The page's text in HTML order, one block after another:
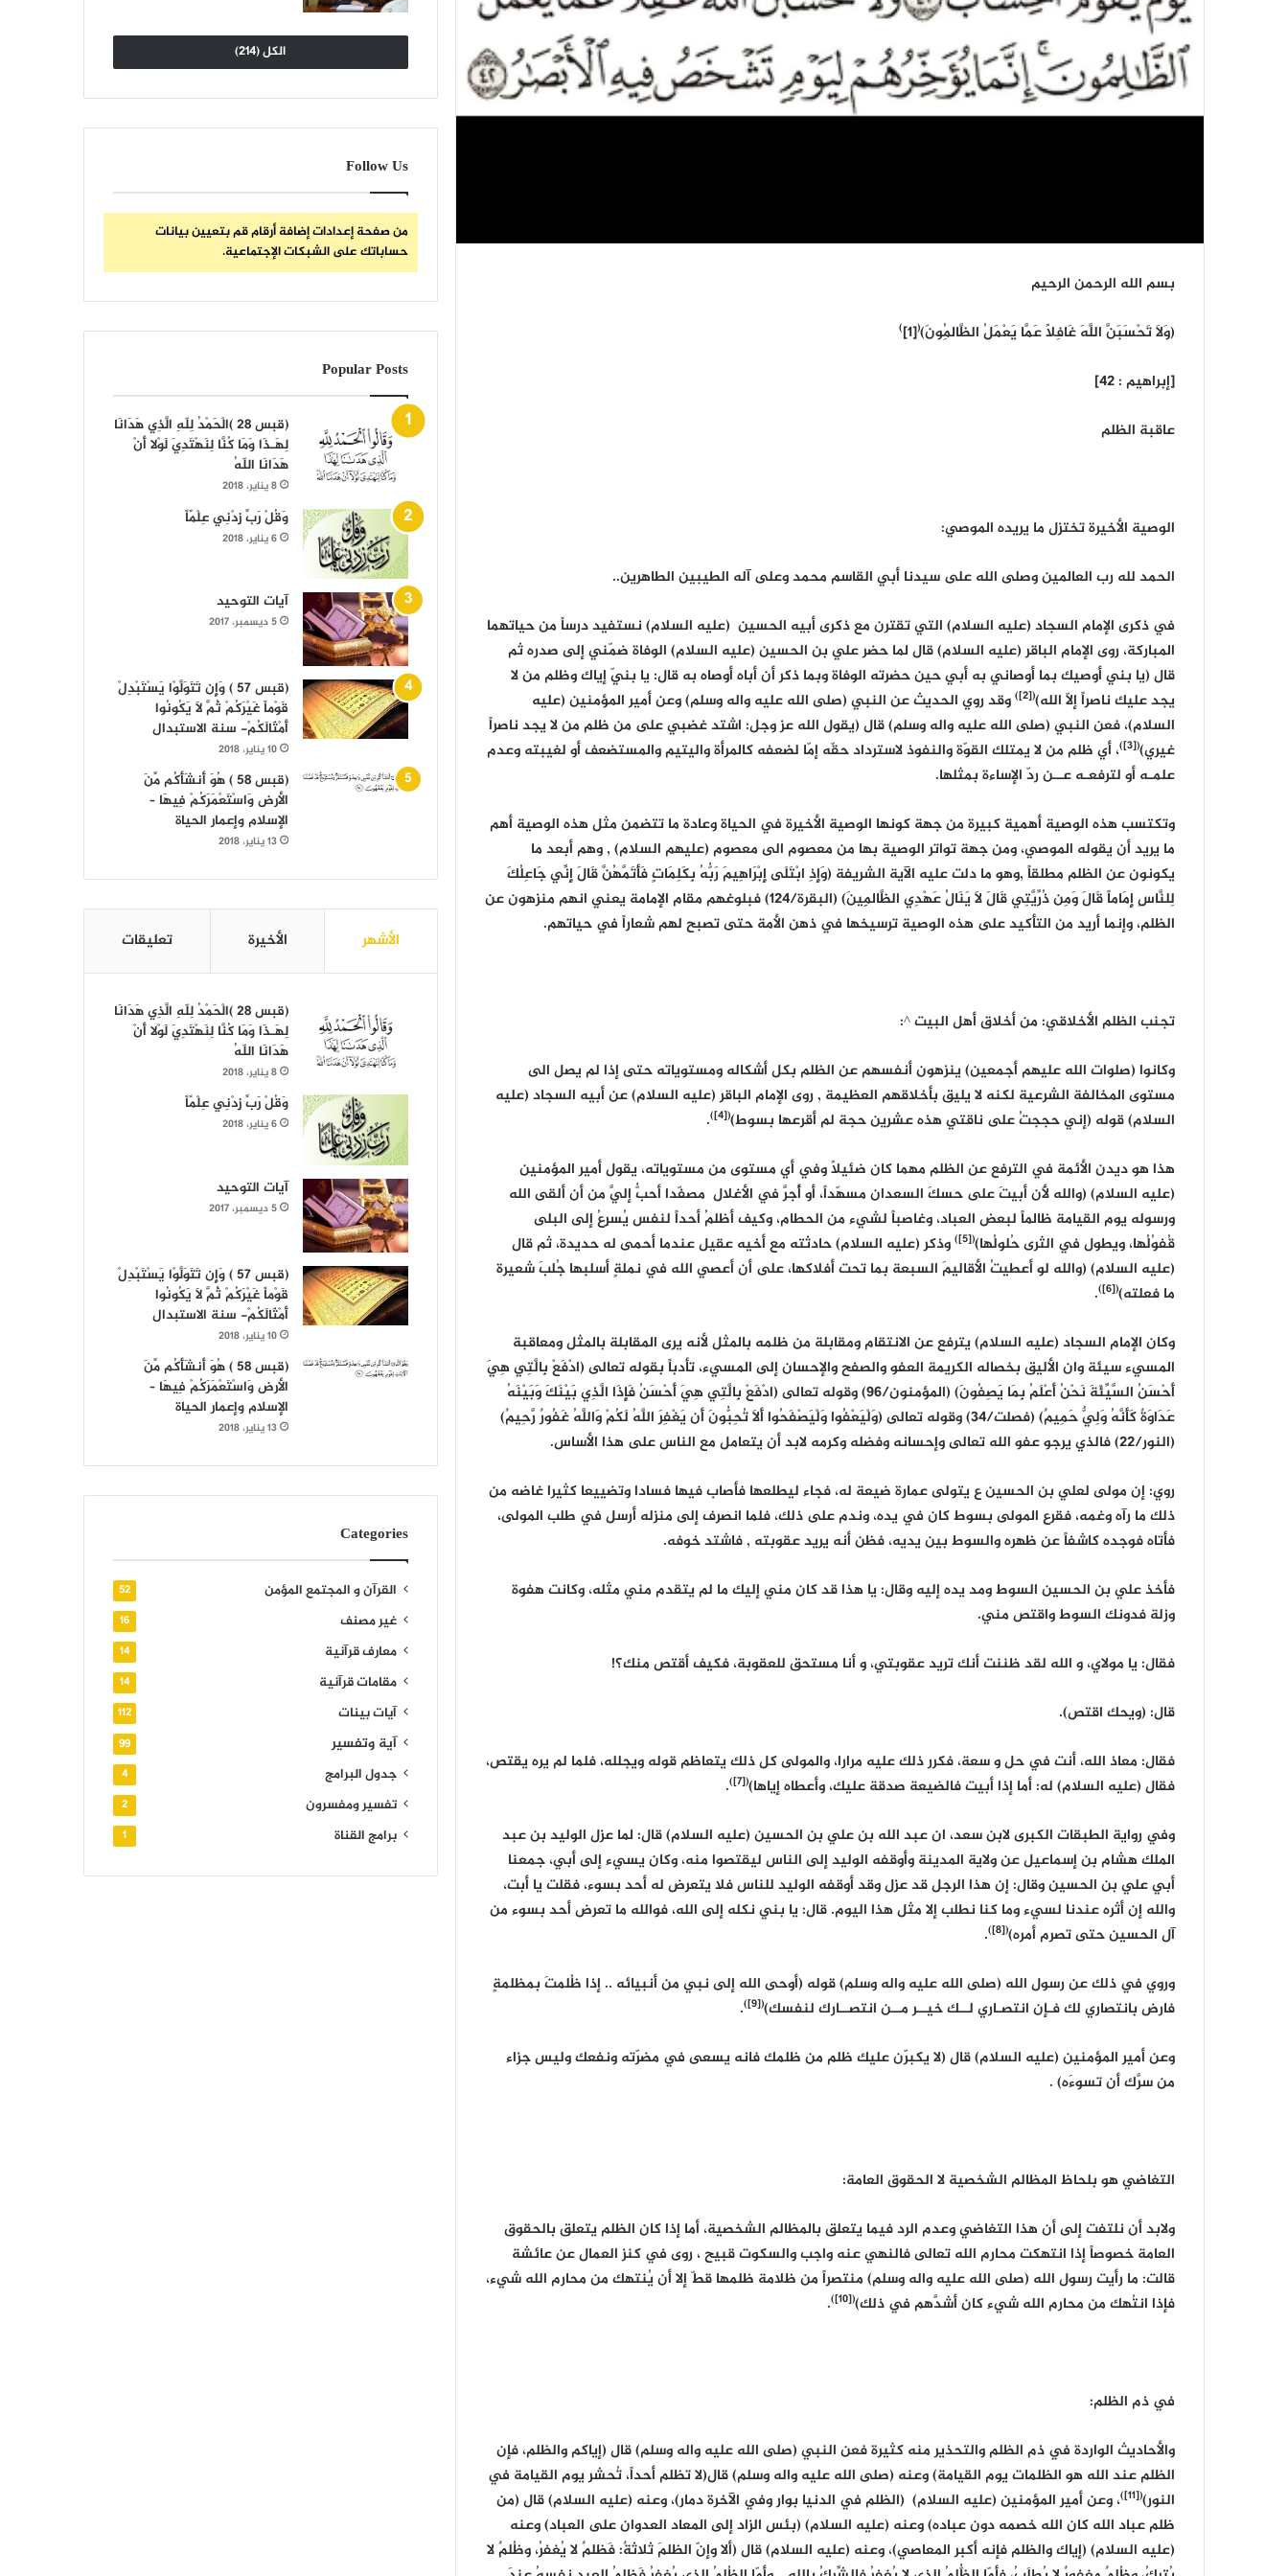
بسم الله الرحمن الرحيم
(وَلَا تَحْسَبَنَّ اللَّهَ غَافِلًا عَمَّا يَعْمَلُ الظَّالِمُونَ)(
[1]
)
[إبراهيم : 42]
عاقبة الظلم
الوصية الأخيرة تختزل ما يريده الموصي:
الحمد لله رب العالمين وصلى الله على سيدنا أبي القاسم محمد وعلى آله الطيبين الطاهرين..
في ذكرى الإمام السجاد (عليه السلام) التي تقترن مع ذكرى أبيه الحسين (عليه السلام) نستفيد درساً من حياتهما
المباركة، روى الإمام الباقر (عليه السلام) قال لما حضر علي بن الحسين (عليه السلام) الوفاة ضمّني إلى صدره ثم
قال (يا بني أوصيك بما أوصاني به أبي حين حضرته الوفاة وبما ذكر أن أباه أوصاه به قال: يا بنيّ إياك وظلم من لا
يجد عليك ناصراً إلاّ الله)([2])
وقد روي الحديث عن النبي (صلى الله عليه واله وسلم) وعن أمير المؤمنين (عليه
السلام)، فعن النبي (صلى الله عليه واله وسلم) قال (يقول الله عز وجل: اشتد غضبي على من ظلم من لا يجد ناصراً
غيري)([3])
، أي ظلم من لا يمتلك القوّة والنفوذ لاسترداد حقّه إمّا لضعفه كالمرأة واليتيم والمستضعف أو لغيبته وعدم
علمـه أو لترفعـه عــن ردّ الإساءة بمثلها.
وتكتسب هذه الوصية أهمية كبيرة من جهة كونها الوصية الأخيرة في الحياة وعادة ما تتضمن مثل هذه الوصية أهم
ما يريد أن يقوله الموصي، ومن جهة تواتر الوصية بها من معصوم الى معصوم (عليهم السلام) , وهم أبعد ما
يكونون عن الظلم مطلقاً ,وهو ما دلت عليه الآية الشريفة (وَإِذِ ابْتَلَى إِبْرَاهِيمَ رَبُّهُ بِكَلِمَاتٍ فَأَتَمَّهُنَّ قَالَ إِنِّي جَاعِلُكَ
لِلنَّاسِ إِمَاماً قَالَ وَمِن ذُرِّيَّتِي قَالَ لاَ يَنَالُ عَهْدِي الظَّالِمِينَ) (البقرة/124) فبلوغهم مقام الإمامة يعني انهم منزهون عن
الظلم، وإنما أريد من التأكيد على هذه الوصية ترسيخها في ذهن الأمة حتى تصبح لهم شعاراً في حياتهم.
تجنب الظلم الأخلاقي: من أخلاق أهل البيت ^:
وكانوا (صلوات الله عليهم أجمعين) ينزهون أنفسهم عن الظلم بكل أشكاله ومستوياته حتى إذا لم يصل الى
مستوى المخالفة الشرعية لكنه لا يليق بأخلاقهم العظيمة , روى الإمام الباقر (عليه السلام) عن أبيه السجاد (عليه
السلام) قوله (إني حججتُ على ناقتي هذه عشرين حجة لم أقرعها بسوط)([4])
.
هذا هو ديدن الأئمة في الترفع عن الظلم مهما كان ضئيلاً وفي أي مستوى من مستوياته، يقول أمير المؤمنين
(عليه السلام) (والله لأَن أبيتَ على حسكَ السعدان مسهّداً، أو أُجرَّ في الأغلال مصفّدا أحبُّ إليَّ من أن ألقى الله
ورسوله يوم القيامة ظالماً لبعض العباد، وغاصباً لشيء من الحطام، وكيف أظلمُ أحداً لنفس يُسرِعُ إلى البلى
قُفوُلُها، ويطول في الثرى حُلولُها)([5])
وذكر (عليه السلام) حادثته مع أخيه عقيل عندما أحمى له حديدة، ثم قال
(عليه السلام) (والله لو أعطيتُ الأقاليمَ السبعة بما تحت أفلاكها، على أن أعصي الله في نملةٍ أسلبها جُلبَ شعيرة
ما فعلته)([6])
.
وكان الإمام السجاد (عليه السلام) يترفع عن الانتقام ومقابلة من ظلمه بالمثل لأنه يرى المقابلة بالمثل ومعاقبة
المسيء سيئة وان الأليق بخصاله الكريمة العفو والصفح والإحسان إلى المسيء، تأدباً بقوله تعالى (ادْفَعْ بِالَّتِي هِيَ
أَحْسَنُ السَّيِّئَةَ نَحْنُ أَعْلَمُ بِمَا يَصِفُونَ) (المؤمنون/96) وقوله تعالى (ادْفَعْ بِالَّتِي هِيَ أَحْسَنُ فَإِذَا الَّذِي بَيْنَكَ وَبَيْنَهُ
عَدَاوَةٌ كَأَنَّهُ وَلِيٌّ حَمِيمٌ) (فصلت/34) وقوله تعالى (وَلْيَعْفُوا وَلْيَصْفَحُوا أَلَا تُحِبُّونَ أَن يَغْفِرَ اللَّهُ لَكُمْ وَاللَّهُ غَفُورٌ رَّحِيمٌ)
(النور/22) فالذي يرجو عفو الله تعالى وإحسانه وفضله وكرمه لابد أن يتعامل مع الناس على هذا الأساس.
روي: إن مولى لعلي بن الحسين ع يتولى عمارة ضيعة له، فجاء ليطلعها فأصاب فيها فسادا وتضييعا كثيرا غاضه من
ذلك ما رآه وغمه، فقرع المولى بسوط كان في يده، وندم على ذلك، فلما انصرف إلى منزله أرسل في طلب المولى،
فأتاه فوجده كاشفاً عن ظهره والسوط بين يديه، فظن أنه يريد عقوبته , فاشتد خوفه.
فأخذ علي بن الحسين السوط ومد يده إليه وقال: يا هذا قد كان مني إليك ما لم يتقدم مني مثله، وكانت هفوة
وزلة فدونك السوط واقتص مني.
فقال: يا مولاي، و الله لقد ظننت أنك تريد عقوبتي، و أنا مستحق للعقوبة، فكيف أقتص منك؟!
قال: (ويحك اقتص).
فقال: معاذ الله، أنت في حل و سعة، فكرر ذلك عليه مرارا، والمولى كل ذلك يتعاظم قوله ويجلله، فلما لم يره يقتص،
فقال (عليه السلام) له: أما إذا أبيت فالضيعة صدقة عليك، وأعطاه إياها)([7])
.
وفي رواية الطبقات الكبرى لابن سعد، ان عبد الله بن علي بن الحسين (عليه السلام) قال: لما عزل الوليد بن عبد
الملك هشام بن إسماعيل عن ولاية المدينة وأوقفه الوليد إلى الناس ليقتصوا منه، وكان يسيء إلى أبي، جمعنا
أبي علي بن الحسين وقال: إن هذا الرجل قد عزل وقد أوقفه الوليد للناس فلا يتعرض له أحد بسوء، فقلت يا أبت،
والله إن أثره عندنا لسيء وما كنا نطلب إلا مثل هذا اليوم. قال: يا بني نكله إلى الله، فوالله ما تعرض أحد بسوء من
آل الحسين حتى تصرم أمره)([8])
.
وروي في ذلك عن رسول الله (صلى الله عليه واله وسلم) قوله (أوحى الله إلى نبي من أنبيائه .. إذا ظُلمتَ بمظلمةٍ
فارض بانتصاري لك فـإن انتصـاري لــك خيــر مــن انتصــارك لنفسك)([9])
.
وعن أمير المؤمنين (عليه السلام) قال (لا يكبرّن عليك ظلم من ظلمك فانه يسعى في مضرّته ونفعك وليس جزاء
من سرَّك أن تسوءَه) .
التغاضي هو بلحاظ المظالم الشخصية لا الحقوق العامة:
ولابد أن نلتفت إلى أن هذا التغاضي وعدم الرد فيما يتعلق بالمظالم الشخصية، أما إذا كان الظلم يتعلق بالحقوق
العامة خصوصاً إذا انتهكت محارم الله تعالى فالنهي عنه واجب والسكوت قبيح ، روى في كنز العمال عن عائشة
قالت: ما رأيت رسول الله (صلى الله عليه واله وسلم) منتصراً من ظلامة ظلمها قطّ إلا أن يُنتهك من محارم الله شيء،
فإذا انتُهك من محارم الله شيء كان أشدَّهم في ذلك)([10])
.
في ذم الظلم:
والأحاديث الواردة في ذم الظلم والتحذير منه كثيرة فعن النبي (صلى الله عليه واله وسلم) قال (إياكم والظلم، فإن
الظلم عند الله هو الظلمات يوم القيامة) وعنه (صلى الله عليه واله وسلم) قال(لا تظلم أحداً، تُحشر يوم القيامة في
النور)([11])
، وعن أمير المؤمنين (عليه السلام) (الظلم في الدنيا بوار وفي الآخرة دمار)، وعنه (عليه السلام) قال (من
ظلم عباد الله كان الله خصمه دون عباده) وعنه (عليه السلام) (بئس الزاد إلى المعاد العدوان على العباد) وعنه
(عليه السلام) (إياك والظلم فإنه أكبر المعاصي)، وعنه (عليه السلام) قال (ألا وإنّ الظلمَ ثلاثةٌ: فَظلمٌ لا يُغفرُ، وظُلمٌ لا
الكل (214)
Follow Us
من صفحة إعدادات إضافة أرقام قم بتعيين بيانات
حساباتك على الشبكات الإجتماعية.
Popular Posts
(قبس 28 )الْحَمْدُ لِلّهِ الَّذِي هَدَانَا
لِهَـذَا وَمَا كُنَّا لِنَهْتَدِيَ لَوْلا أَنْ
هَدَانَا اللّهُ
8 يناير، 2018
وَقُلْ رَبِّ زِدْنِي عِلْمًاً
6 يناير، 2018
آيات التوحيد
5 ديسمبر، 2017
(قبس 57 ) وَإِن تَتَوَلَّوْا يَسْتَبْدِلْ
قَوْماً غَيْرَكُمْ ثُمَّ لَا يَكُونُوا
أَمْثَالَكُمْ- سنة الاستبدال
10 يناير، 2018
(قبس 58 ) هُوَ أَنشَأَكُم مِّنَ
الأرض وَاسْتَعْمَرَكُمْ فِيهَا –
الإسلام وإعمار الحياة
13 يناير، 2018
الأشهر الأخيرة تعليقات
(قبس 28 )الْحَمْدُ لِلّهِ الَّذِي هَدَانَا
لِهَـذَا وَمَا كُنَّا لِنَهْتَدِيَ لَوْلا أَنْ
هَدَانَا اللّهُ
8 يناير، 2018
وَقُلْ رَبِّ زِدْنِي عِلْمًاً
6 يناير، 2018
آيات التوحيد
5 ديسمبر، 2017
(قبس 57 ) وَإِن تَتَوَلَّوْا يَسْتَبْدِلْ
قَوْماً غَيْرَكُمْ ثُمَّ لَا يَكُونُوا
أَمْثَالَكُمْ- سنة الاستبدال
10 يناير، 2018
(قبس 58 ) هُوَ أَنشَأَكُم مِّنَ
الأرض وَاسْتَعْمَرَكُمْ فِيهَا –
الإسلام وإعمار الحياة
13 يناير، 2018
Categories
القرآن و المجتمع المؤمن 52
غير مصنف 16
معارف قرآنية 14
مقامات قرآنية 14
آيات بينات 112
آية وتفسير 99
جدول البرامج 4
تفسير ومفسرون 2
برامج القناة 1